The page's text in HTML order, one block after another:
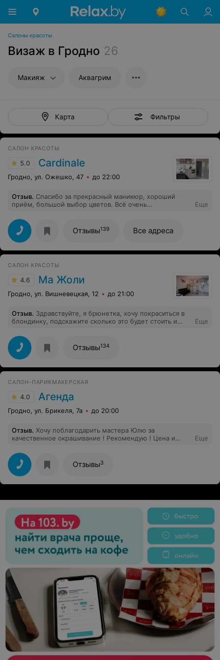
Салоны красоты
Визаж в Гродно 26
Макияж Аквагрим
Карта Фильтры
САЛОН КРАСОТЫ
5.0 Cardinale
Гродно, ул. Ожешко, 47 до 22:00
Отзыв. Спасибо за прекрасный маникюр, хороший
приём, большой выбор цветов. Всё очень
Еще
Отзывы139 Все адреса
САЛОН КРАСОТЫ
4.6 Ма Жоли
Гродно, ул. Вишневецкая, 12 до 21:00
Отзыв. Здравствуйте, я брюнетка, хочу покраситься в
блондинку, подскажите сколько это будет стоить и
Еще
Отзывы134
САЛОН-ПАРИКМАХЕРСКАЯ
4.0 Агенда
Гродно, ул. Брикеля, 7а до 20:00
Отзыв. Хочу поблагодарить мастера Юлю за
качественное окрашивание ! Рекомендую ! Цена и
Еще
Отзывы3